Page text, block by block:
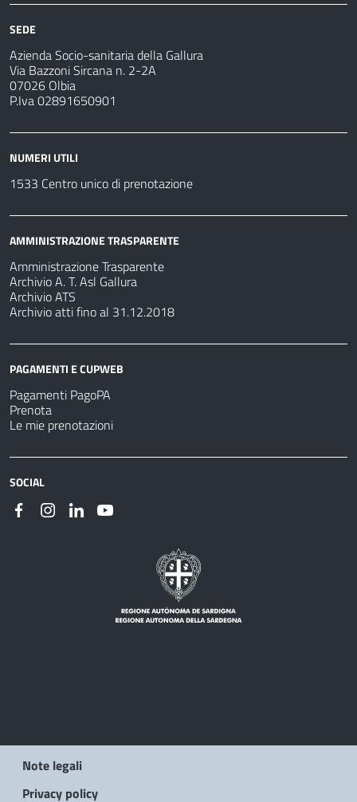
SEDE
Azienda Socio-sanitaria della Gallura
Via Bazzoni Sircana n. 2-2A
07026 Olbia
P.Iva 02891650901
NUMERI UTILI
1533 Centro unico di prenotazione
AMMINISTRAZIONE TRASPARENTE
Amministrazione Trasparente
Archivio A. T. Asl Gallura
Archivio ATS
Archivio atti fino al 31.12.2018
PAGAMENTI E CUPWEB
Pagamenti PagoPA
Prenota
Le mie prenotazioni
SOCIAL
Note legali
Privacy policy